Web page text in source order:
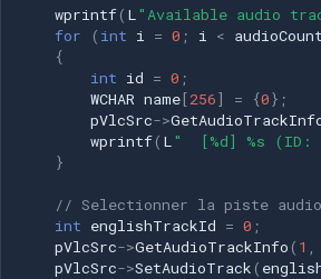
wprintf( L "Available audio
for
( int i = 0 ; i < audioCount
{
int id = 0 ;
WCHAR name[256] = {0};
pVlcSrc->
wprintf( L "  [%d] %s (ID:
}
// Selectionner la piste
int englishTrackId = 0 ;
pVlcSrc->GetAudioTrackInfo ( 1
pVlcSrc->SetAudioTrack (